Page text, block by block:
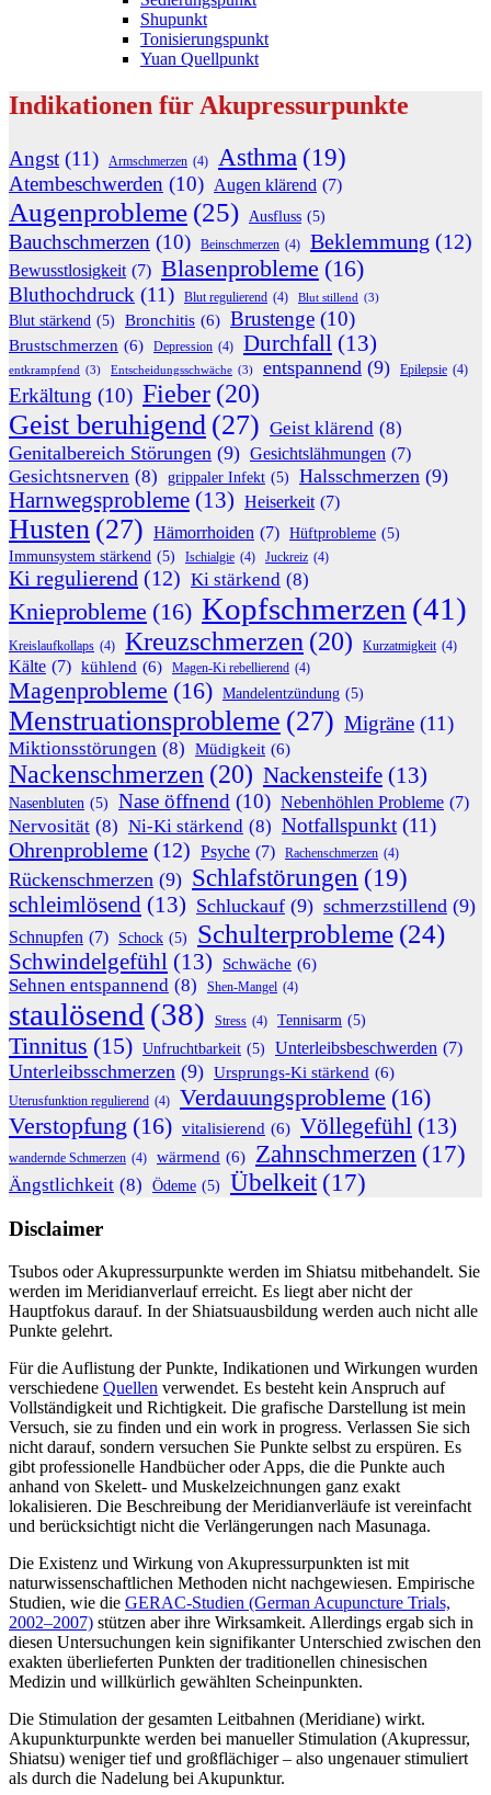
Shupunkt
Tonisierungspunkt
Yuan Quellpunkt
Indikationen für Akupressurpunkte
Angst (11) Armschmerzen (4) Asthma (19)
Atembeschwerden (10) Augen klärend (7)
Augenprobleme (25) Ausfluss (5)
Bauchschmerzen (10) Beinschmerzen (4) Beklemmung (12)
Bewusstlosigkeit (7) Blasenprobleme (16)
Bluthochdruck (11) Blut regulierend (4) Blut stillend (3)
Blut stärkend (5) Bronchitis (6) Brustenge (10)
Brustschmerzen (6) Depression (4) Durchfall (13)
entkrampfend (3) Entscheidungsschwäche (3) entspannend (9) Epilepsie (4)
Erkältung (10) Fieber (20)
Geist beruhigend (27) Geist klärend (8)
Genitalbereich Störungen (9) Gesichtslähmungen (7)
Gesichtsnerven (8) grippaler Infekt (5) Halsschmerzen (9)
Harnwegsprobleme (13) Heiserkeit (7)
Husten (27) Hämorrhoiden (7) Hüftprobleme (5)
Immunsystem stärkend (5) Ischialgie (4) Juckreiz (4)
Ki regulierend (12) Ki stärkend (8)
Knieprobleme (16) Kopfschmerzen (41)
Kreislaufkollaps (4) Kreuzschmerzen (20) Kurzatmigkeit (4)
Kälte (7) kühlend (6) Magen-Ki rebellierend (4)
Magenprobleme (16) Mandelentzündung (5)
Menstruationsprobleme (27) Migräne (11)
Miktionsstörungen (8) Müdigkeit (6)
Nackenschmerzen (20) Nackensteife (13)
Nasenbluten (5) Nase öffnend (10) Nebenhöhlen Probleme (7)
Nervosität (8) Ni-Ki stärkend (8) Notfallspunkt (11)
Ohrenprobleme (12) Psyche (7) Rachenschmerzen (4)
Rückenschmerzen (9) Schlafstörungen (19)
schleimlösend (13) Schluckauf (9) schmerzstillend (9)
Schnupfen (7) Schock (5) Schulterprobleme (24)
Schwindelgefühl (13) Schwäche (6)
Sehnen entspannend (8) Shen-Mangel (4)
staulösend (38) Stress (4) Tennisarm (5)
Tinnitus (15) Unfruchtbarkeit (5) Unterleibsbeschwerden (7)
Unterleibsschmerzen (9) Ursprungs-Ki stärkend (6)
Uterusfunktion regulierend (4) Verdauungsprobleme (16)
Verstopfung (16) vitalisierend (6) Völlegefühl (13)
wandernde Schmerzen (4) wärmend (6) Zahnschmerzen (17)
Ängstlichkeit (8) Ödeme (5) Übelkeit (17)
Disclaimer
Tsubos oder Akupressurpunkte werden im Shiatsu mitbehandelt. Sie
werden im Meridianverlauf erreicht. Es liegt aber nicht der
Hauptfokus darauf. In der Shiatsuausbildung werden auch nicht alle
Punkte gelehrt.
Für die Auflistung der Punkte, Indikationen und Wirkungen wurden
verschiedene Quellen verwendet. Es besteht kein Anspruch auf
Vollständigkeit und Richtigkeit. Die grafische Darstellung ist mein
Versuch, sie zu finden und ein work in progress. Verlassen Sie sich
nicht darauf, sondern versuchen Sie Punkte selbst zu erspüren. Es
gibt professionelle Handbücher oder Apps, die die Punkte auch
anhand von Skelett- und Muskelzeichnungen ganz exakt
lokalisieren. Die Beschreibung der Meridianverläufe ist vereinfacht
und berücksichtigt nicht die Verlängerungen nach Masunaga.
Die Existenz und Wirkung von Akupressurpunkten ist mit
naturwissenschaftlichen Methoden nicht nachgewiesen. Empirische
Studien, wie die GERAC-Studien (German Acupuncture Trials,
2002–2007) stützen aber ihre Wirksamkeit. Allerdings ergab sich in
diesen Untersuchungen kein signifikanter Unterschied zwischen den
exakten überlieferten Punkten der traditionellen chinesischen
Medizin und willkürlich gewählten Scheinpunkten.
Die Stimulation der gesamten Leitbahnen (Meridiane) wirkt.
Akupunkturpunkte werden bei manueller Stimulation (Akupressur,
Shiatsu) weniger tief und großflächiger – also ungenauer stimuliert
als durch die Nadelung bei Akupunktur.